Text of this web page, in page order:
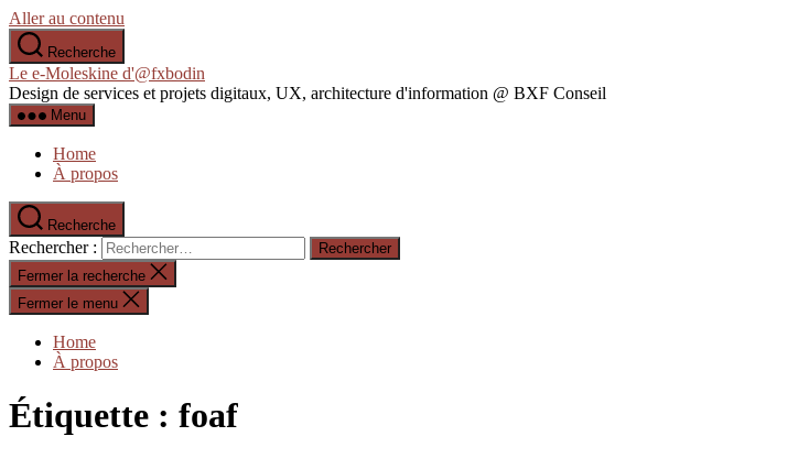
Aller au contenu
Recherche
Le e-Moleskine d'@fxbodin
Design de services et projets digitaux, UX, architecture d'information @ BXF Conseil
Menu
Home
À propos
Recherche
Rechercher :
Fermer la recherche
Fermer le menu
Home
À propos
Étiquette : foaf